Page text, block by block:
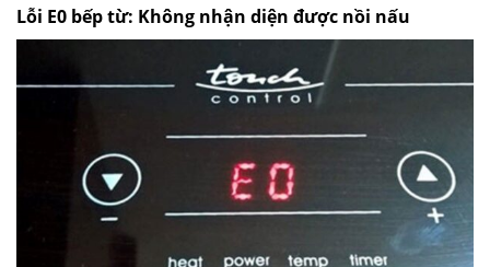
Lỗi E0 bếp từ: Không nhận diện được nồi nấu